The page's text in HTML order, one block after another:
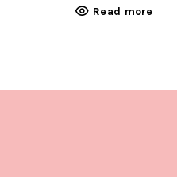
Read more